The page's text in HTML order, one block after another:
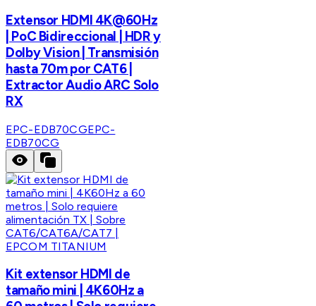
Extensor HDMI 4K@60Hz
| PoC Bidireccional | HDR y
Dolby Vision | Transmisión
hasta 70m por CAT6 |
Extractor Audio ARC Solo
RX
EPC-EDB70CGEPC-
EDB70CG
EPCOM TITANIUM
Kit extensor HDMI de
tamaño mini | 4K60Hz a